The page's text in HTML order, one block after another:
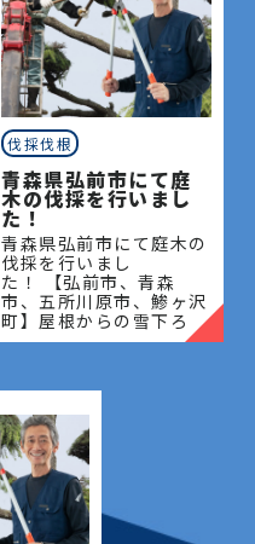
伐採伐根
青森県弘前市にて庭
木の伐採を行いまし
た！
青森県弘前市にて庭木の
伐採を行いまし
た！ 【弘前市、青森
市、五所川原市、鯵ヶ沢
町】屋根からの雪下ろ
し・除雪・排雪などの作
定・草刈りなどのお庭の
こと、造園・